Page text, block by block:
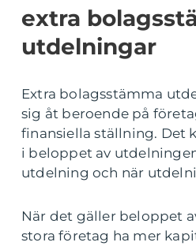
extra
utdelningar
Extra bolagsstämma
sig åt beroende på
finansiella ställning. Det
i beloppet av
utdelning och när
När det gäller beloppet
stora företag ha mer